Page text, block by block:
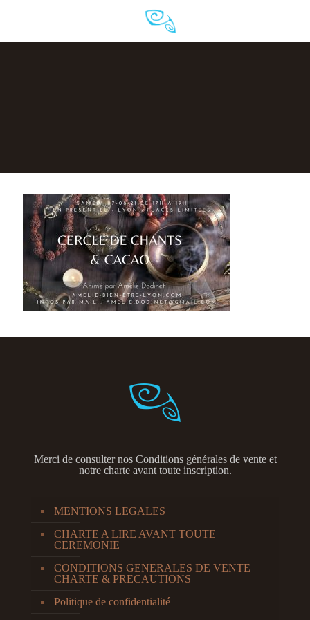
Merci de consulter nos Conditions générales de vente et
notre charte avant toute inscription.
MENTIONS LEGALES
CHARTE A LIRE AVANT TOUTE
CEREMONIE
CONDITIONS GENERALES DE VENTE –
CHARTE & PRECAUTIONS
Politique de confidentialité